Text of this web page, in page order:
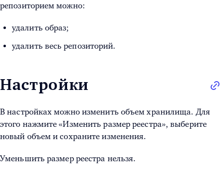
репозиторием можно:
удалить образ;
удалить весь репозиторий.
Настройки
В настройках можно изменить объем хранилища. Для
этого нажмите «Изменить размер реестра», выберите
новый объем и сохраните изменения.
Уменьшить размер реестра нельзя.